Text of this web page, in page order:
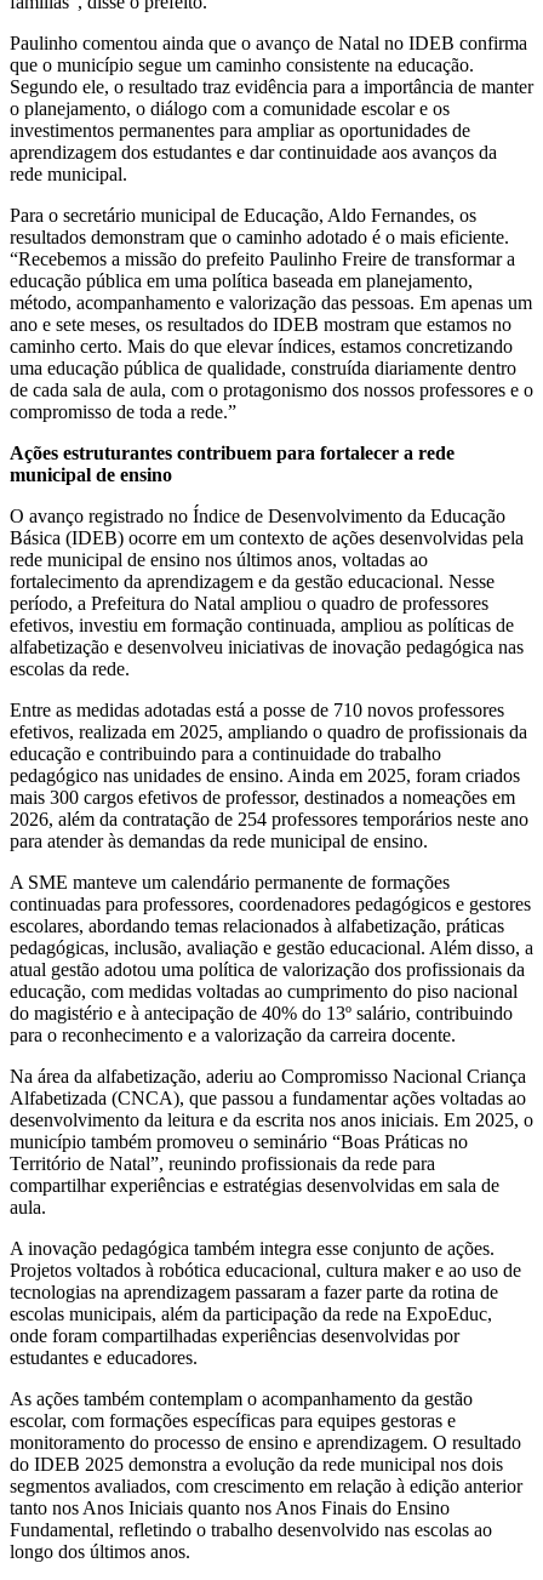
Paulinho comentou ainda que o avanço de Natal no IDEB confirma
que o município segue um caminho consistente na educação.
Segundo ele, o resultado traz evidência para a importância de manter
o planejamento, o diálogo com a comunidade escolar e os
investimentos permanentes para ampliar as oportunidades de
aprendizagem dos estudantes e dar continuidade aos avanços da
rede municipal.
Para o secretário municipal de Educação, Aldo Fernandes, os
resultados demonstram que o caminho adotado é o mais eficiente.
“Recebemos a missão do prefeito Paulinho Freire de transformar a
educação pública em uma política baseada em planejamento,
método, acompanhamento e valorização das pessoas. Em apenas um
ano e sete meses, os resultados do IDEB mostram que estamos no
caminho certo. Mais do que elevar índices, estamos concretizando
uma educação pública de qualidade, construída diariamente dentro
de cada sala de aula, com o protagonismo dos nossos professores e o
compromisso de toda a rede.”
Ações estruturantes contribuem para fortalecer a rede
municipal de ensino
O avanço registrado no Índice de Desenvolvimento da Educação
Básica (IDEB) ocorre em um contexto de ações desenvolvidas pela
rede municipal de ensino nos últimos anos, voltadas ao
fortalecimento da aprendizagem e da gestão educacional. Nesse
período, a Prefeitura do Natal ampliou o quadro de professores
efetivos, investiu em formação continuada, ampliou as políticas de
alfabetização e desenvolveu iniciativas de inovação pedagógica nas
escolas da rede.
Entre as medidas adotadas está a posse de 710 novos professores
efetivos, realizada em 2025, ampliando o quadro de profissionais da
educação e contribuindo para a continuidade do trabalho
pedagógico nas unidades de ensino. Ainda em 2025, foram criados
mais 300 cargos efetivos de professor, destinados a nomeações em
2026, além da contratação de 254 professores temporários neste ano
para atender às demandas da rede municipal de ensino.
A SME manteve um calendário permanente de formações
continuadas para professores, coordenadores pedagógicos e gestores
escolares, abordando temas relacionados à alfabetização, práticas
pedagógicas, inclusão, avaliação e gestão educacional. Além disso, a
atual gestão adotou uma política de valorização dos profissionais da
educação, com medidas voltadas ao cumprimento do piso nacional
do magistério e à antecipação de 40% do 13º salário, contribuindo
para o reconhecimento e a valorização da carreira docente.
Na área da alfabetização, aderiu ao Compromisso Nacional Criança
Alfabetizada (CNCA), que passou a fundamentar ações voltadas ao
desenvolvimento da leitura e da escrita nos anos iniciais. Em 2025, o
município também promoveu o seminário “Boas Práticas no
Território de Natal”, reunindo profissionais da rede para
compartilhar experiências e estratégias desenvolvidas em sala de
aula.
A inovação pedagógica também integra esse conjunto de ações.
Projetos voltados à robótica educacional, cultura maker e ao uso de
tecnologias na aprendizagem passaram a fazer parte da rotina de
escolas municipais, além da participação da rede na ExpoEduc,
onde foram compartilhadas experiências desenvolvidas por
estudantes e educadores.
As ações também contemplam o acompanhamento da gestão
escolar, com formações específicas para equipes gestoras e
monitoramento do processo de ensino e aprendizagem. O resultado
do IDEB 2025 demonstra a evolução da rede municipal nos dois
segmentos avaliados, com crescimento em relação à edição anterior
tanto nos Anos Iniciais quanto nos Anos Finais do Ensino
Fundamental, refletindo o trabalho desenvolvido nas escolas ao
longo dos últimos anos.